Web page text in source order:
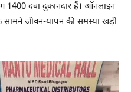
दवा दुकानदार हैं। ऑनलाइन
के सामने जीवन-यापन की समस्या खड़ी